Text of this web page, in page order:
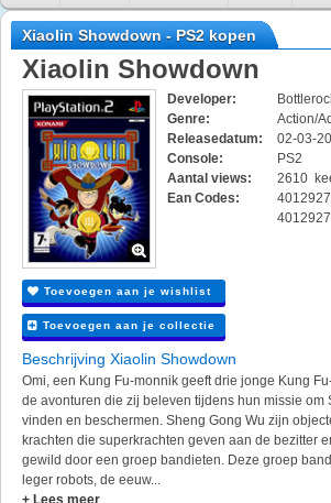
Xiaolin Showdown - PS2 kopen
Xiaolin Showdown
Developer:
Genre:
Action/
Releasedatum:
02-03-
Console:
PS2
Aantal views:
2610
Ean Codes:
Toevoegen aan je wishlist
Toevoegen aan je collectie
Beschrijving Xiaolin Showdown
Omi, een Kung Fu-monnik geeft drie jonge Kung
de avonturen die zij beleven tijdens hun missie om
vinden en beschermen. Sheng Gong Wu zijn
krachten die superkrachten geven aan de bezitter
gewild door een groep bandieten. Deze groep
leger robots, de eeuw...